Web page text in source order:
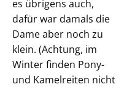
es übrigens auch,
dafür war damals die
Dame aber noch zu
klein. (Achtung, im
Winter finden Pony-
und Kamelreiten nicht